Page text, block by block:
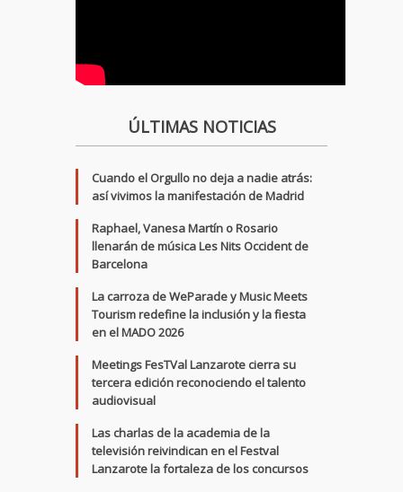
ÚLTIMAS NOTICIAS
Cuando el Orgullo no deja a nadie atrás:
así vivimos la manifestación de Madrid
Raphael, Vanesa Martín o Rosario
llenarán de música Les Nits Occident de
Barcelona
La carroza de WeParade y Music Meets
Tourism redefine la inclusión y la fiesta
en el MADO 2026
Meetings FesTVal Lanzarote cierra su
tercera edición reconociendo el talento
audiovisual
Las charlas de la academia de la
televisión reivindican en el Festval
Lanzarote la fortaleza de los concursos